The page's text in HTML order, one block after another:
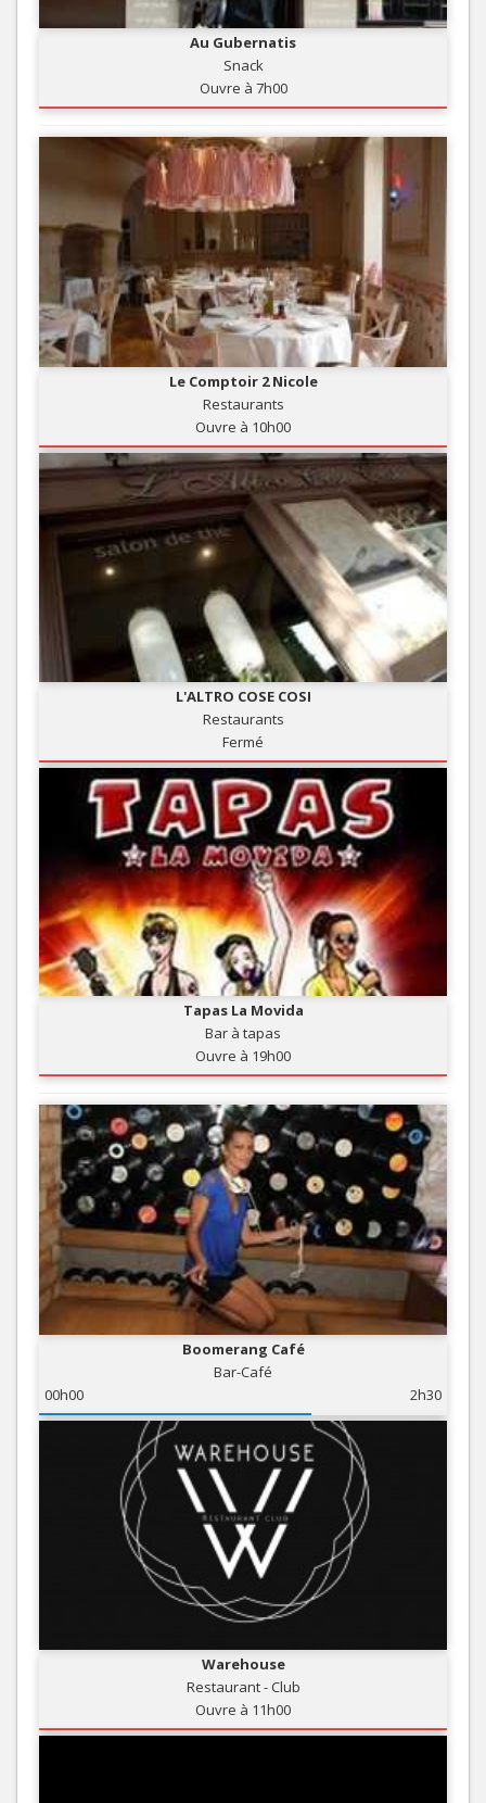
Au Gubernatis
Snack
Ouvre à 7h00
Le Comptoir 2 Nicole
Restaurants
Ouvre à 10h00
L'ALTRO COSE COSI
Restaurants
Fermé
Tapas La Movida
Bar à tapas
Ouvre à 19h00
Boomerang Café
Bar-Café
00h00
2h30
Warehouse
Restaurant - Club
Ouvre à 11h00